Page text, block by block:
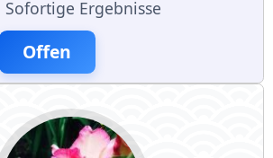
Sofortige Ergebnisse
Offen